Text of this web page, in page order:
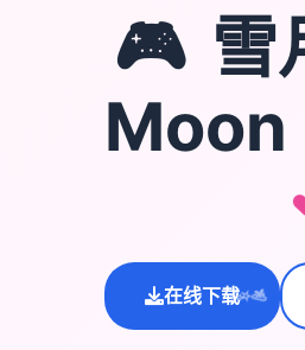
🎮 雪
在线下载
✨⭐💫